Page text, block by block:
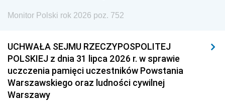
Monitor Polski rok 2026 poz. 752
UCHWAŁA SEJMU RZECZYPOSPOLITEJ
POLSKIEJ z dnia 31 lipca 2026 r. w sprawie
uczczenia pamięci uczestników Powstania
Warszawskiego oraz ludności cywilnej
Warszawy